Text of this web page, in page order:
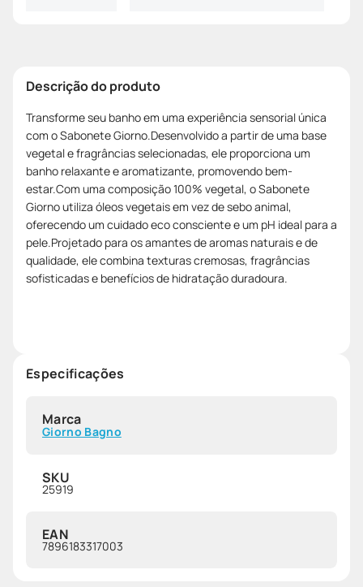
Descrição do produto
Transforme seu banho em uma experiência sensorial única
com o Sabonete Giorno.Desenvolvido a partir de uma base
vegetal e fragrâncias selecionadas, ele proporciona um
banho relaxante e aromatizante, promovendo bem-
estar.Com uma composição 100% vegetal, o Sabonete
Giorno utiliza óleos vegetais em vez de sebo animal,
oferecendo um cuidado eco consciente e um pH ideal para a
pele.Projetado para os amantes de aromas naturais e de
qualidade, ele combina texturas cremosas, fragrâncias
sofisticadas e benefícios de hidratação duradoura.
Especificações
Marca
Giorno Bagno
SKU
25919
EAN
7896183317003